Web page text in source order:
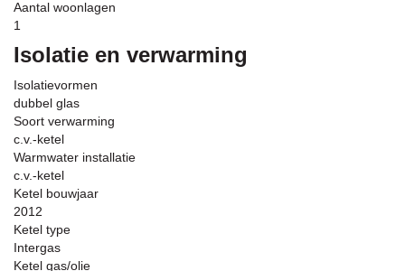
Aantal woonlagen
1
Isolatie en verwarming
Isolatievormen
dubbel glas
Soort verwarming
c.v.-ketel
Warmwater installatie
c.v.-ketel
Ketel bouwjaar
2012
Ketel type
Intergas
Ketel gas/olie